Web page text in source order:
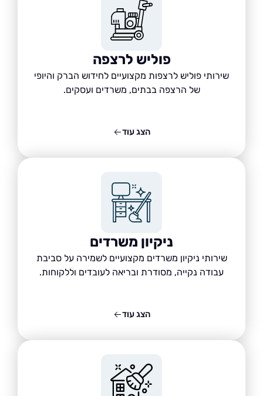
פוליש לרצפה
שירותי פוליש לרצפות מקצועיים לחידוש הברק והיופי
של הרצפה בבתים, משרדים ועסקים.
ניקיון משרדים
שירותי ניקיון משרדים מקצועיים לשמירה על סביבת
עבודה נקייה, מסודרת ובריאה לעובדים וללקוחות.